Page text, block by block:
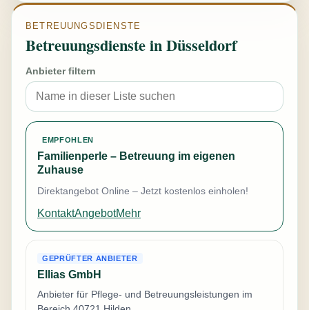
BETREUUNGSDIENSTE
Betreuungsdienste in Düsseldorf
Anbieter filtern
EMPFOHLEN
Familienperle – Betreuung im eigenen
Zuhause
Direktangebot Online – Jetzt kostenlos einholen!
KontaktAngebotMehr
GEPRÜFTER ANBIETER
Ellias GmbH
Anbieter für Pflege- und Betreuungsleistungen im